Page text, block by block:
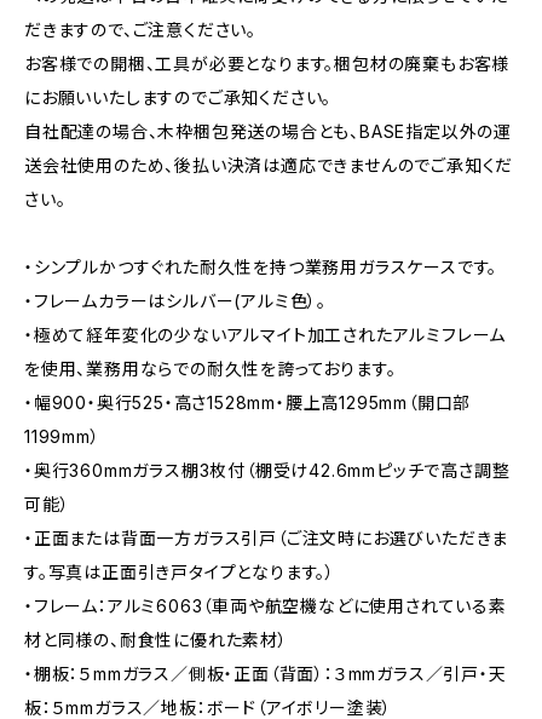
だきますので、ご注意ください。
お客様での開梱、工具が必要となります。梱包材の廃棄もお客様
にお願いいたしますのでご承知ください。
自社配達の場合、木枠梱包発送の場合とも、BASE指定以外の運
送会社使用のため、後払い決済は適応できませんのでご承知くだ
さい。
・シンプルかつすぐれた耐久性を持つ業務用ガラスケースです。
・フレームカラーはシルバー(アルミ色）。
・極めて経年変化の少ないアルマイト加工されたアルミフレーム
を使用、業務用ならでの耐久性を誇っております。
・幅900・奥行525・高さ1528mm・腰上高1295mm（開口部
1199mm）
・奥行360mmガラス棚3枚付（棚受け42.6mmピッチで高さ調整
可能）
・正面または背面一方ガラス引戸（ご注文時にお選びいただきま
す。写真は正面引き戸タイプとなります。）
・フレーム：アルミ6063（車両や航空機などに使用されている素
材と同様の、耐食性に優れた素材）
・棚板：５mmガラス／側板・正面（背面）：３mmガラス／引戸・天
板：５mmガラス／地板：ボード（アイボリー塗装）